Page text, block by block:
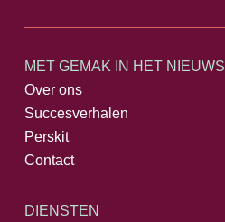
MET GEMAK IN HET NIEUWS
Over ons
Succesverhalen
Perskit
Contact
DIENSTEN